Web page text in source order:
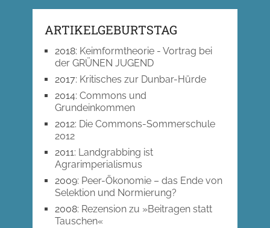
ARTIKELGEBURTSTAG
2018: Keimformtheorie - Vortrag bei
der GRÜNEN JUGEND
2017: Kritisches zur Dunbar-Hürde
2014: Commons und
Grundeinkommen
2012: Die Commons-Sommerschule
2012
2011: Landgrabbing ist
Agrarimperialismus
2009: Peer-Ökonomie – das Ende von
Selektion und Normierung?
2008: Rezension zu »Beitragen statt
Tauschen«